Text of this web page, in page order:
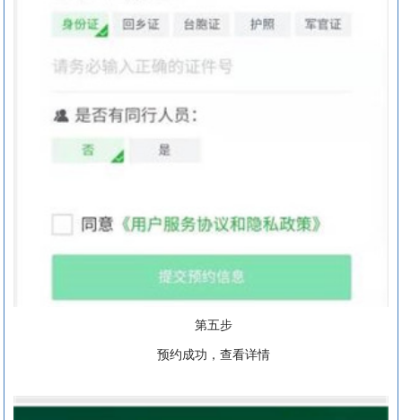
第五步
预约成功，查看详情